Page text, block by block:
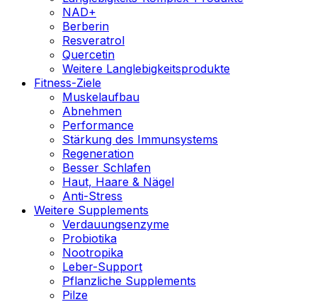
NAD+
Berberin
Resveratrol
Quercetin
Weitere Langlebigkeitsprodukte
Fitness-Ziele
Muskelaufbau
Abnehmen
Performance
Stärkung des Immunsystems
Regeneration
Besser Schlafen
Haut, Haare & Nägel
Anti-Stress
Weitere Supplements
Verdauungsenzyme
Probiotika
Nootropika
Leber-Support
Pflanzliche Supplements
Pilze